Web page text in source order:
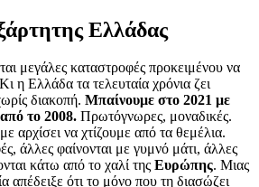
Ελλάδας
μεγάλες καταστροφές προκειμένου να
η Ελλάδα τα τελευταία χρόνια ζει
διακοπή. Μπαίνουμε στο 2021 με
από το 2008. Πρωτόγνωρες, μοναδικές.
αρχίσει να χτίζουμε από τα θεμέλια.
άλλες φαίνονται με γυμνό μάτι, άλλες
κάτω από το χαλί της Ευρώπης. Μιας
ότι το μόνο που τη διασώζει